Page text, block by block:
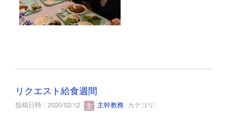
リクエスト給食週間
投稿日時 : 2020/02/12 主幹教務 カテゴリ: